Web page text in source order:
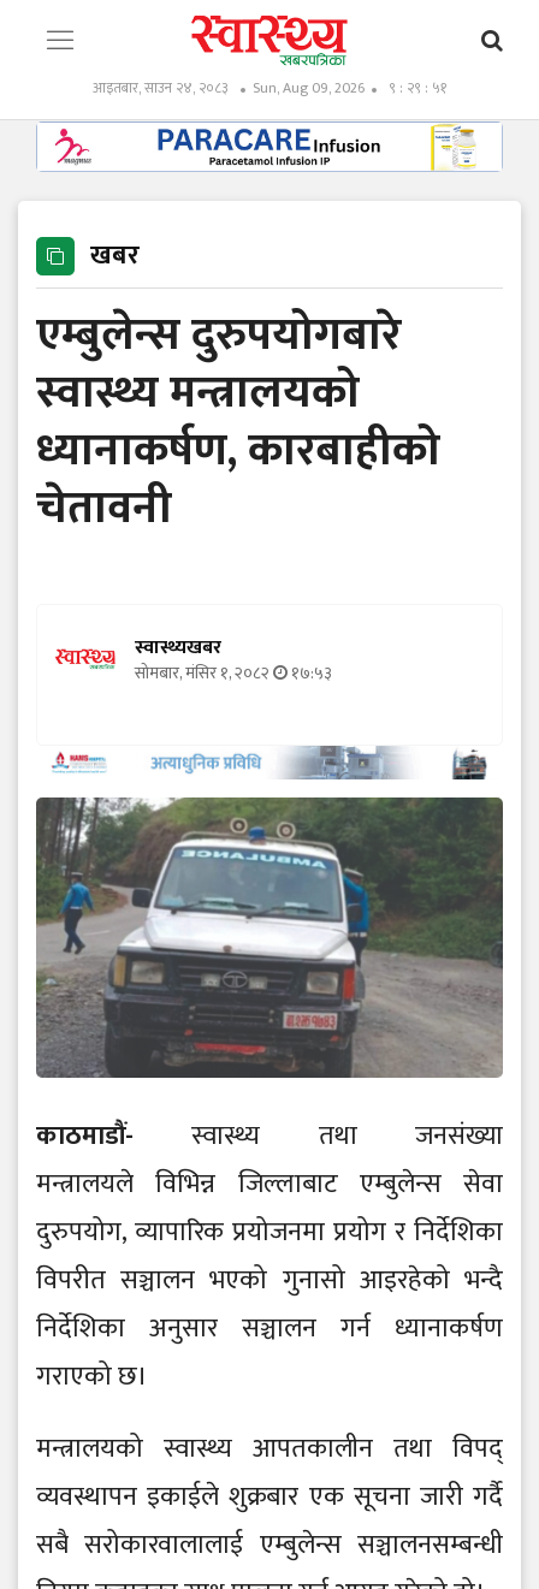
आइतबार, साउन २४, २०८३ Sun, Aug 09, 2026 ९ : २९ : ५२
खबर
एम्बुलेन्स दुरुपयोगबारे
स्वास्थ्य मन्त्रालयको
ध्यानाकर्षण, कारबाहीको
चेतावनी
स्वास्थ्यखबर
सोमबार, मंसिर १, २०८२ १७:५३
काठमाडौं-स्वास्थ्य तथा जनसंख्या
मन्त्रालयले विभिन्न जिल्लाबाट एम्बुलेन्स सेवा
दुरुपयोग, व्यापारिक प्रयोजनमा प्रयोग र निर्देशिका
विपरीत सञ्चालन भएको गुनासो आइरहेको भन्दै
निर्देशिका अनुसार सञ्चालन गर्न ध्यानाकर्षण
गराएको छ।
मन्त्रालयको स्वास्थ्य आपतकालीन तथा विपद्
व्यवस्थापन इकाईले शुक्रबार एक सूचना जारी गर्दै
सबै सरोकारवालालाई एम्बुलेन्स सञ्चालनसम्बन्धी